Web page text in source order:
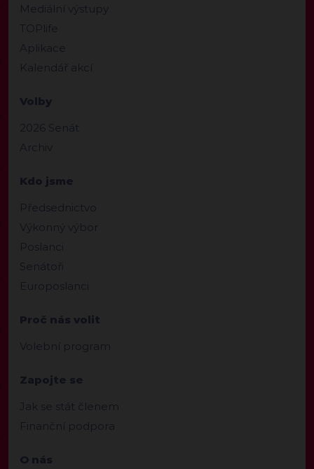
Mediální výstupy
TOPlife
Aplikace
Kalendář akcí
Volby
2026 Senát
Archiv
Kdo jsme
Předsednictvo
Výkonný výbor
Poslanci
Senátoři
Europoslanci
Proč nás volit
Volební program
Zapojte se
Jak se stát členem
Finanční podpora
O nás